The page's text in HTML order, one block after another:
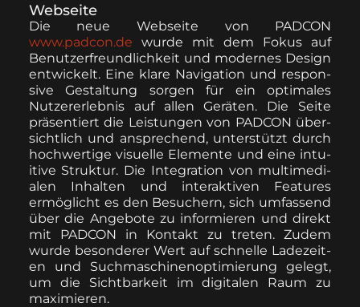
Webseite
Die neue Web­seite von PADCON
www.padcon.de wurde mit dem Fokus auf
Benutzer­fre­undlichkeit und mod­ernes Design
entwick­elt. Eine klare Nav­i­ga­tion und respon­
sive Gestal­tung sor­gen für ein opti­males
Nutzer­erleb­nis auf allen Geräten. Die Seite
präsen­tiert die Leis­tun­gen von PADCON über­
sichtlich und ansprechend, unter­stützt durch
hochw­er­tige visuelle Ele­mente und eine intu­
itive Struk­tur. Die Inte­gra­tion von mul­ti­me­di­
alen Inhal­ten und inter­ak­tiv­en Fea­tures
ermöglicht es den Besuch­ern, sich umfassend
über die Ange­bote zu informieren und direkt
mit PADCON in Kon­takt zu treten. Zudem
wurde beson­der­er Wert auf schnelle Ladezeit­
en und Such­maschi­nenop­ti­mierung gelegt,
um die Sicht­barkeit im dig­i­tal­en Raum zu
max­imieren.